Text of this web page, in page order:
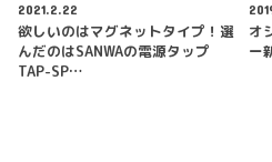
2021.2.22
欲しいのはマグネットタイプ！選
んだのはSANWAの電源タップ
TAP-SP…
オ
ー